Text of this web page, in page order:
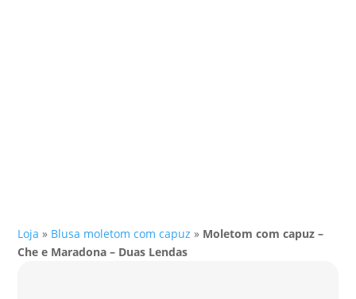
Loja » Blusa moletom com capuz » Moletom com capuz –
Che e Maradona – Duas Lendas